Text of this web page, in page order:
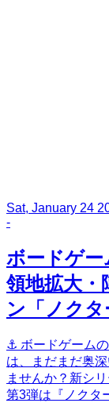
Sat, January 24
-
ボードゲ
領地拡大・
ン「ノクタ
⚓️ ボードゲーム
は、まだまだ奥
ませんか？新シ
第3弾は『ノクタ